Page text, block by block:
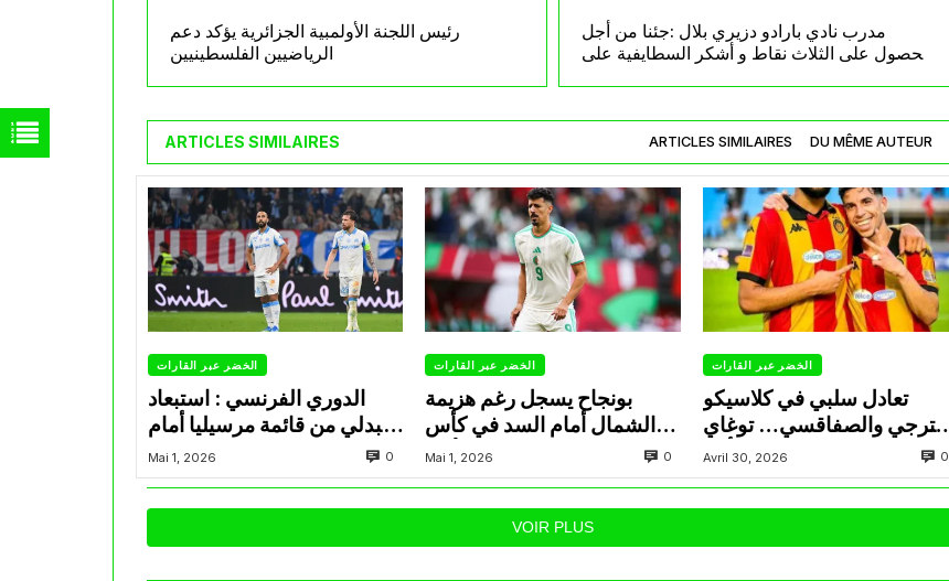
رئيس اللجنة الأولمبية الجزائرية يؤكد دعم
الرياضيين الفلسطينيين
مدرب نادي بارادو دزيري بلال :جئنا من أجل
الحصول على الثلاث نقاط و أشكر السطايفية على
ARTICLES SIMILAIRES ARTICLES SIMILAIRES DU MÊME AUTEUR
الخضر عبر القارات
الدوري الفرنسي : استبعاد
عبدلي من قائمة مرسيليا أمام
نانت
Mai 1, 2026 0
الخضر عبر القارات
بونجاح يسجل رغم هزيمة
الشمال أمام السد في كأس
الأمير
Mai 1, 2026 0
الخضر عبر القارات
تعادل سلبي في كلاسيكو
الترجي والصفاقسي… توغاي
يهدر ركلة جزاء وبوعالية يتألق
Avril 30, 2026 0
VOIR PLUS